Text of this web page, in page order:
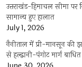
उत्तराखंड-हिमाचल सीमा
सामान्य हुए हालात
July 1, 2026
नैनीताल में प्री-मानसून की
से हल्द्वानी-पंगोट मार्ग बाधित